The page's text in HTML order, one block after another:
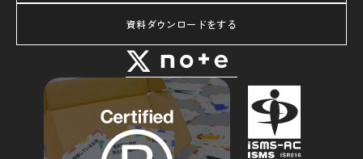
資料ダウンロードをする